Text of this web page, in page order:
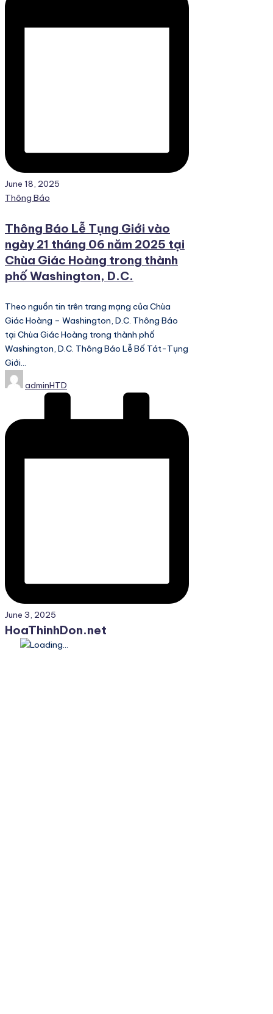
June 18, 2025
Posted
Thông Báo
Thông Báo Lễ Tụng Giới vào
ngày 21 tháng 06 năm 2025 tại
Chùa Giác Hoàng trong thành
phố Washington, D.C.
Theo nguồn tin trên trang mạng của Chùa
Giác Hoàng – Washington, D.C. Thông Báo
tại Chùa Giác Hoàng trong thành phố
Washington, D.C. Thông Báo Lễ Bố Tát-Tụng
Giới…
Posted
by
adminHTD
June 3, 2025
HoaThinhDon.net